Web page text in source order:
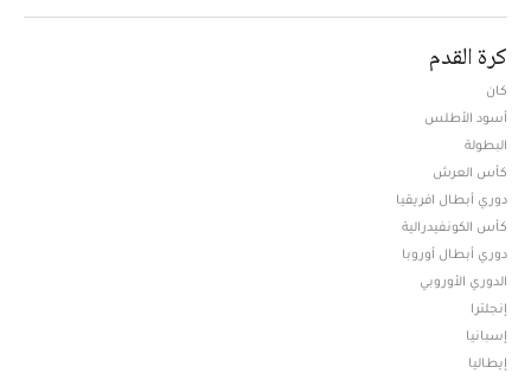
كرة القدم
كان
أسود الأطلس
البطولة
كأس العرش
دوري أبطال افريقيا
كأس الكونفيدرالية
دوري أبطال أوروبا
الدوري الأوروبي
إنجلترا
إسبانيا
إيطاليا